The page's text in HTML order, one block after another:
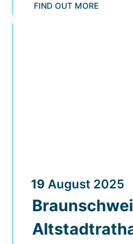
FIND OUT MORE
19 August 2025